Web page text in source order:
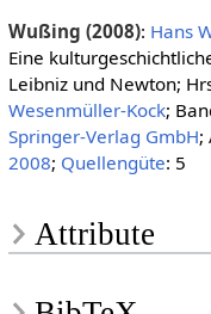
Wußing (2008): Hans
Eine
Leibniz und Newton;
Wesenmüller-Kock;
Springer-Verlag GmbH;
2008; Quellengüte: 5
Attribute